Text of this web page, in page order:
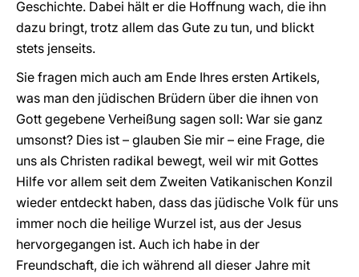
Geschichte. Dabei hält er die Hoffnung wach, die ihn
dazu bringt, trotz allem das Gute zu tun, und blickt
stets jenseits.
Sie fragen mich auch am Ende Ihres ersten Artikels,
was man den jüdischen Brüdern über die ihnen von
Gott gegebene Verheißung sagen soll: War sie ganz
umsonst? Dies ist – glauben Sie mir – eine Frage, die
uns als Christen radikal bewegt, weil wir mit Gottes
Hilfe vor allem seit dem Zweiten Vatikanischen Konzil
wieder entdeckt haben, dass das jüdische Volk für uns
immer noch die heilige Wurzel ist, aus der Jesus
hervorgegangen ist. Auch ich habe in der
Freundschaft, die ich während all dieser Jahre mit